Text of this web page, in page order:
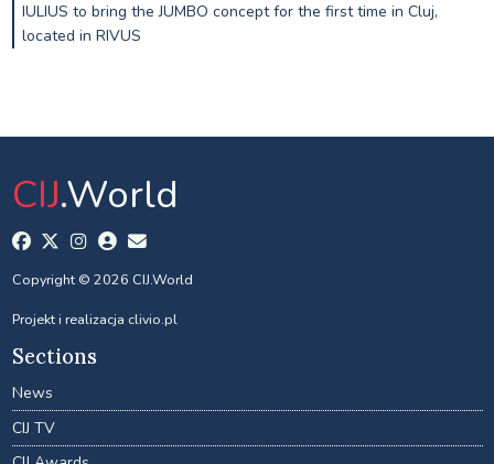
IULIUS to bring the JUMBO concept for the first time in Cluj,
located in RIVUS
CIJ.World
Copyright © 2026 CIJ.World
Projekt i realizacja clivio.pl
Sections
News
CIJ TV